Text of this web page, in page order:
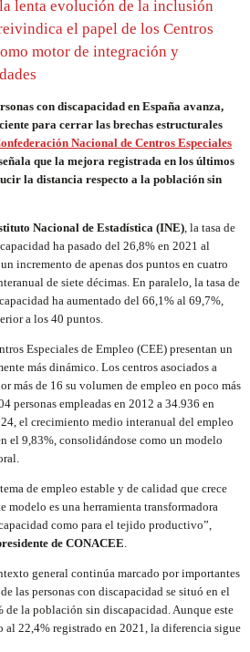
lenta evolución de la inclusión
el papel de los Centros
motor de integración y
con discapacidad en España avanza,
para cerrar las brechas estructurales
Nacional de Centros Especiales
que la mejora registrada en los últimos
la distancia respecto a la población sin
Nacional de Estadística (INE), la tasa de
ha pasado del 26,8% en 2021 al
incremento de apenas dos puntos en cuatro
de siete décimas. En paralelo, la tasa de
ha aumentado del 66,1% al 69,7%,
a los 40 puntos.
Especiales de Empleo (CEE) presentan un
más dinámico. Los centros asociados a
más de 16 su volumen de empleo en poco más
personas empleadas en 2012 a 34.936 en
el crecimiento medio interanual del empleo
el 9,83%, consolidándose como un modelo
de empleo estable y de calidad que crece
modelo es una herramienta transformadora
como para el tejido productivo”,
de CONACEE.
general continúa marcado por importantes
las personas con discapacidad se situó en el
de la población sin discapacidad. Aunque este
al 22,4% registrado en 2021, la diferencia sigue